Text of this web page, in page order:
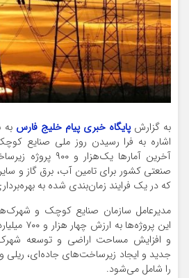
به گزارشپایگاه خبری پیام خلیج فارس به
اشاره به فرا رسیدن روز ملی صنایع
آخرین آمارها
صنعتی کشور برای تامین آب، برق گاز و
که در یک فرایند زمان‌بندی شده به
مدیرعامل سازمان صنایع کوچک و
این
و افزایش مساحت اراضی و توسعه
جدید و ایجاد زیرساخت‌های جاده‌ای، ریلی
را شامل می‌شود.